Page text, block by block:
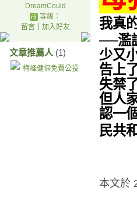
DreamCould
等級：
留言｜ 加入好友
文章推薦人 (1)
梅峰健保免費公投
我真
──濫
少又
告上
失禁
但人
認一
民共
本文於